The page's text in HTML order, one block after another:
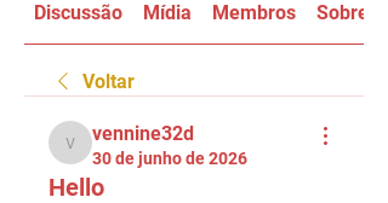
Discussão Mídia Membros Sobre
Voltar
vennine32d
vennine32d
30 de junho de 2026
Hello